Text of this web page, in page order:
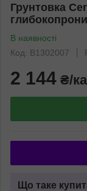
Грунтовка
В наявності
Код: B1302007
2 144 ₴/
Що таке